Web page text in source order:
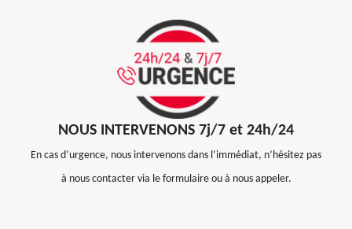
NOUS INTERVENONS 7j/7 et 24h/24
En cas d’urgence, nous intervenons dans l’immédiat, n’hésitez pas
à nous contacter via le formulaire ou à nous appeler.